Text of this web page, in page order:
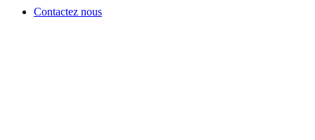
Contactez nous